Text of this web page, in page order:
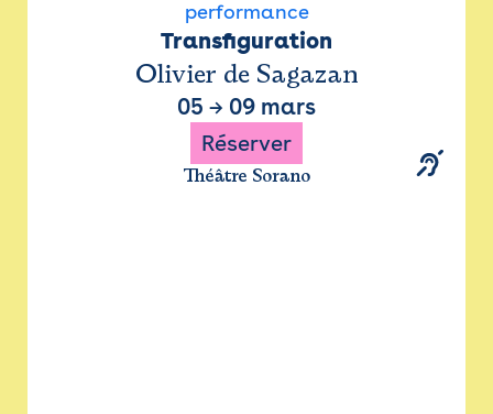
performance
Transfiguration
Olivier de Sagazan
05 → 09 mars
Réserver
Théâtre Sorano